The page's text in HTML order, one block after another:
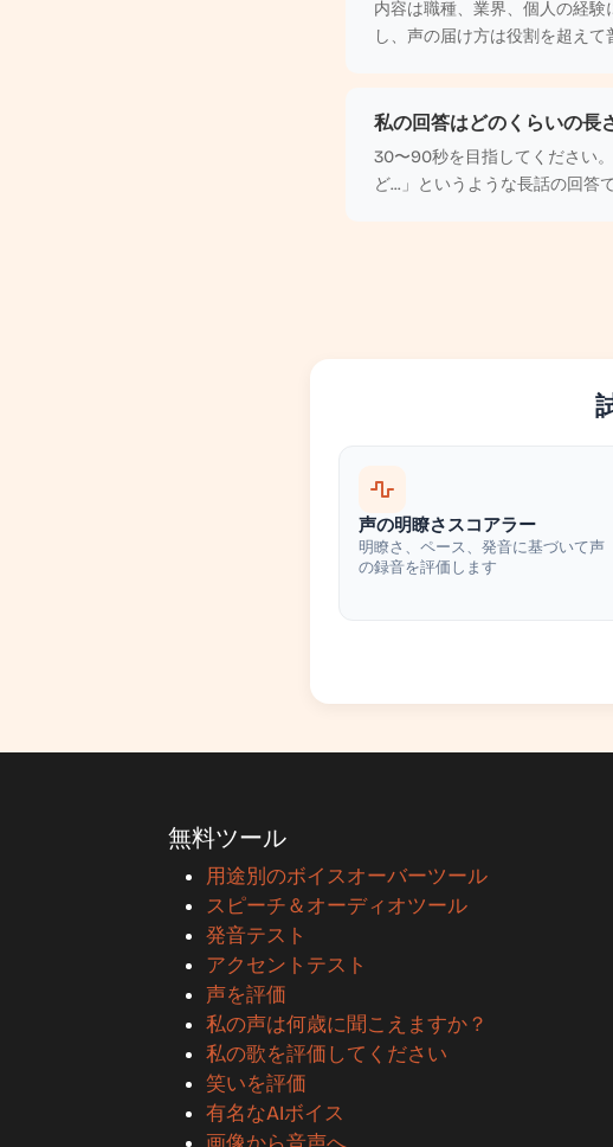
内容は職種、業界、個人の経
し、声の届け方は役割を超え
私の回答はどのくらいの長
30〜90秒を目指してください
ど...」というような長話の回答
声の明瞭さスコアラー
明瞭さ、ペース、発音に基づいて声
の録音を評価します
無料ツール
用途別のボイスオーバーツール
スピーチ＆オーディオツール
発音テスト
アクセントテスト
声を評価
私の声は何歳に聞こえますか？
私の歌を評価してください
笑いを評価
有名なAIボイス